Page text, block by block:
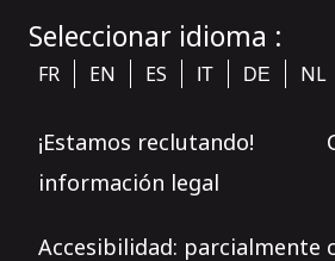
Seleccionar idioma :
FR EN ES IT DE NL
¡Estamos reclutando!
información legal
Accesibilidad: parcialmente